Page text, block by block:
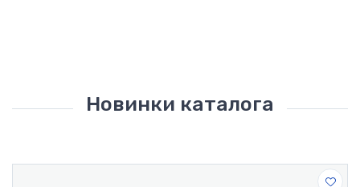
Новинки каталога